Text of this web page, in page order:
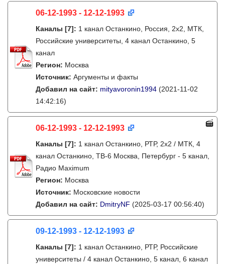
06-12-1993 - 12-12-1993
Каналы [7]: 1 канал Останкино, Россия, 2х2, МТК,
Российские университеты, 4 канал Останкино, 5
канал
Регион: Москва
Источник: Аргументы и факты
Добавил на сайт: mityavoronin1994 (2021-11-02
14:42:16)
06-12-1993 - 12-12-1993
Каналы [7]: 1 канал Останкино, РТР, 2х2 / МТК, 4
канал Останкино, ТВ-6 Москва, Петербург - 5 канал,
Радио Maximum
Регион: Москва
Источник: Московские новости
Добавил на сайт: DmitryNF (2025-03-17 00:56:40)
09-12-1993 - 12-12-1993
Каналы [7]: 1 канал Останкино, РТР, Российские
университеты / 4 канал Останкино, 5 канал, 6 канал